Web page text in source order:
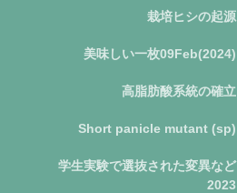
栽培ヒシの起源
美味しい一枚09Feb(2024)
高脂肪酸系統の確立
Short panicle mutant (sp)
学生実験で選抜された変異など
2023